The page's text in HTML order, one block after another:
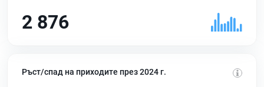
2 876
Ръст/спад на приходите през 2024 г.